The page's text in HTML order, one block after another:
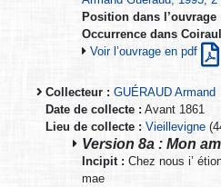
Position dans l’ouvrage
Occurrence dans
Voir l’ouvrage en pdf
Collecteur : GUÉRAUD Armand
Date de collecte : Avant 1861
Lieu de collecte : Vieillevigne
Version 8a : Mon
Incipit : Chez nous i’
mae